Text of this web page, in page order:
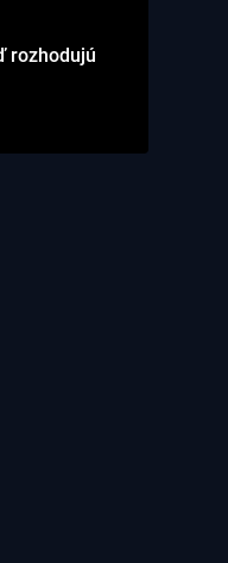
rozhodujú